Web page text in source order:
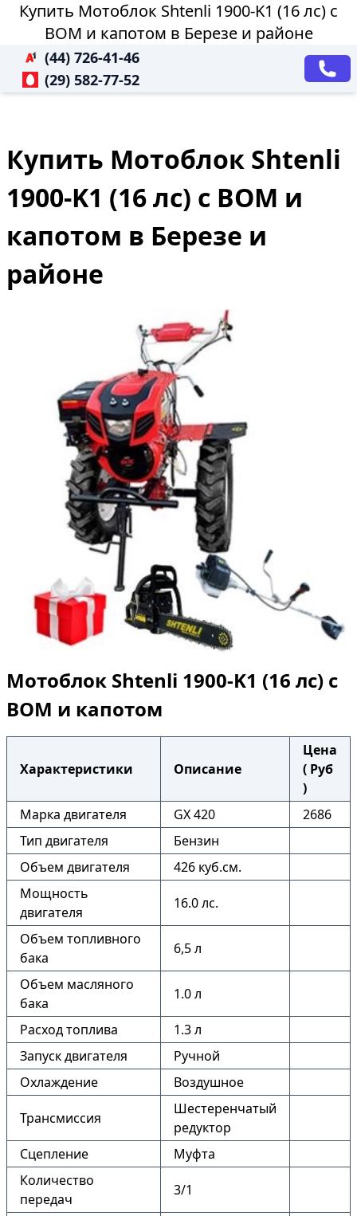
Купить Мотоблок Shtenli 1900-K1 (16 лс) с
ВОМ и капотом в Березе и районе
(44) 726-41-46
(29) 582-77-52
Купить Мотоблок Shtenli
1900-K1 (16 лс) с ВОМ и
капотом в Березе и
районе
Мотоблок Shtenli 1900-K1 (16 лс) с
ВОМ и капотом
Характеристики Описание
Цена
( Руб
)
Марка двигателя
GX 420
2686
Тип двигателя
Бензин
Объем двигателя
426 куб.см.
Мощность
двигателя
16.0 лс.
Объем топливного
бака
6,5 л
Объем масляного
бака
1.0 л
Расход топлива
1.3 л
Запуск двигателя
Ручной
Охлаждение
Воздушное
Трансмиссия
Шестеренчатый
редуктор
Сцепление
Муфта
Количество
передач
3/1